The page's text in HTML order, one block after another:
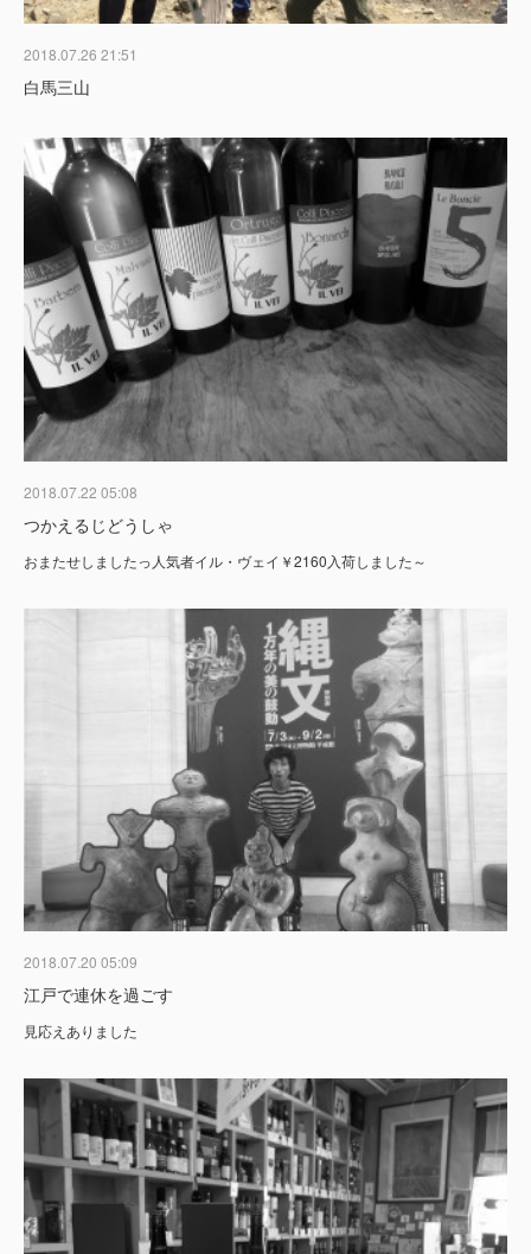
2018.07.26 21:51
白馬三山
2018.07.22 05:08
つかえるじどうしゃ
おまたせしましたっ人気者イル・ヴェイ￥2160入荷しました～
2018.07.20 05:09
江戸で連休を過ごす
見応えありました